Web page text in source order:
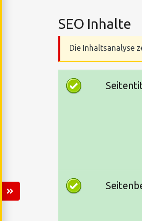
SEO Inhalte
Die Inhaltsanalyse